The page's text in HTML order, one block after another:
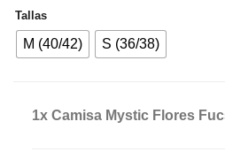
Tallas
M (40/42) S (36/38)
1x Camisa Mystic Flores